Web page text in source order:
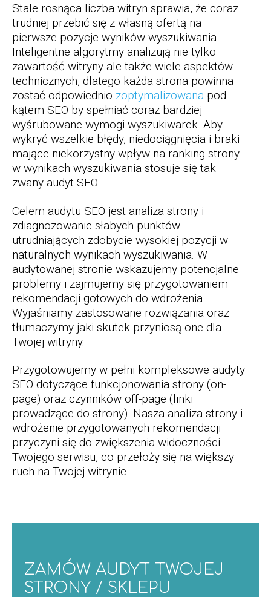
Stale rosnąca liczba witryn sprawia, że coraz
trudniej przebić się z własną ofertą na
pierwsze pozycje wyników wyszukiwania.
Inteligentne algorytmy analizują nie tylko
zawartość witryny ale także wiele aspektów
technicznych, dlatego każda strona powinna
zostać odpowiednio zoptymalizowana pod
kątem SEO by spełniać coraz bardziej
wyśrubowane wymogi wyszukiwarek. Aby
wykryć wszelkie błędy, niedociągnięcia i braki
mające niekorzystny wpływ na ranking strony
w wynikach wyszukiwania stosuje się tak
zwany audyt SEO.
Celem audytu SEO jest analiza strony i
zdiagnozowanie słabych punktów
utrudniających zdobycie wysokiej pozycji w
naturalnych wynikach wyszukiwania. W
audytowanej stronie wskazujemy potencjalne
problemy i zajmujemy się przygotowaniem
rekomendacji gotowych do wdrożenia.
Wyjaśniamy zastosowane rozwiązania oraz
tłumaczymy jaki skutek przyniosą one dla
Twojej witryny.
Przygotowujemy w pełni kompleksowe audyty
SEO dotyczące funkcjonowania strony (on-
page) oraz czynników off-page (linki
prowadzące do strony). Nasza analiza strony i
wdrożenie przygotowanych rekomendacji
przyczyni się do zwiększenia widoczności
Twojego serwisu, co przełoży się na większy
ruch na Twojej witrynie.
ZAMÓW AUDYT TWOJEJ
STRONY / SKLEPU